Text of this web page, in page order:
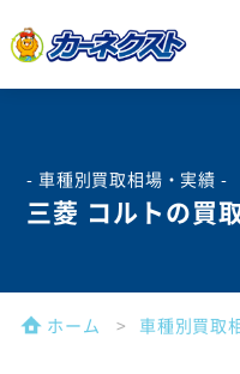
- 車種別買取相場・実績 -
三菱 コルトの買
ホーム 車種別買取